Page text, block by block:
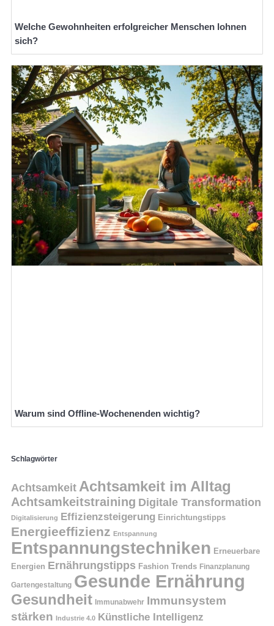
Welche Gewohnheiten erfolgreicher Menschen lohnen
sich?
Warum sind Offline-Wochenenden wichtig?
Schlagwörter
Achtsamkeit Achtsamkeit im Alltag
Achtsamkeitstraining Digitale Transformation
Digitalisierung Effizienzsteigerung Einrichtungstipps
Energieeffizienz Entspannung
Entspannungstechniken Erneuerbare
Energien Ernährungstipps Fashion Trends Finanzplanung
Gartengestaltung Gesunde Ernährung
Gesundheit Immunabwehr Immunsystem
stärken Industrie 4.0 Künstliche Intelligenz